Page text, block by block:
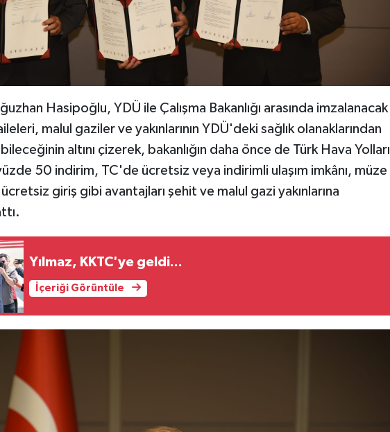
Hasipoğlu, YDÜ ile Çalışma Bakanlığı arasında imzalanacak
malul gaziler ve yakınlarının YDÜ'deki sağlık olanaklarından
altını çizerek, bakanlığın daha önce de Türk Hava Yolları
50 indirim, TC'de ücretsiz veya indirimli ulaşım imkânı, müze
giriş gibi avantajları şehit ve malul gazi yakınlarına
Yılmaz, KKTC'ye geldi...
İçeriği Görüntüle